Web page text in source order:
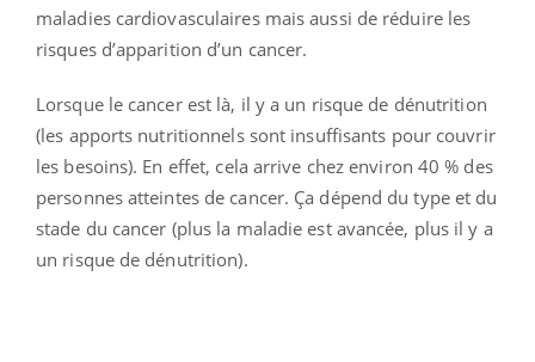
maladies cardiovasculaires mais aussi de réduire les
risques d’apparition d’un cancer.
Lorsque le cancer est là, il y a un risque de dénutrition
(les apports nutritionnels sont insuffisants pour couvrir
les besoins). En effet, cela arrive chez environ 40 % des
personnes atteintes de cancer. Ça dépend du type et du
stade du cancer (plus la maladie est avancée, plus il y a
un risque de dénutrition).